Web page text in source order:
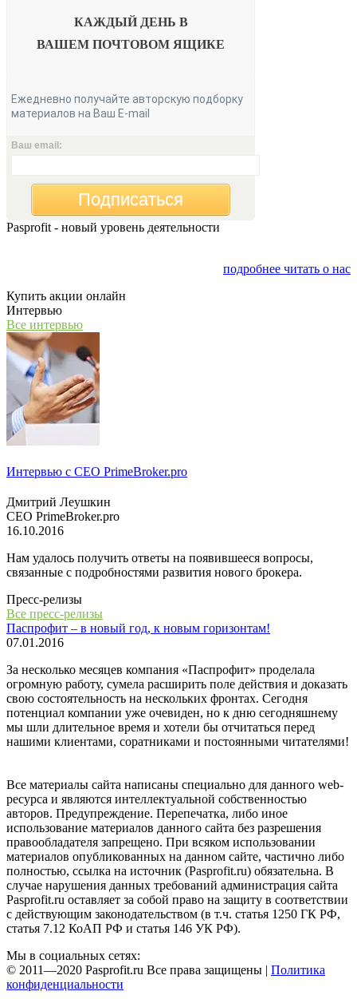
КАЖДЫЙ ДЕНЬ В
ВАШЕМ ПОЧТОВОМ ЯЩИКЕ
Ежедневно получайте авторскую подборку
материалов на Ваш E-mail
Ваш email:
Подписаться
Pasprofit - новый уровень деятельности
подробнее читать о нас
Купить акции онлайн
Интервью
Все интервью
Интервью с СЕО PrimeBroker.pro
Дмитрий Леушкин
СЕО PrimeBroker.pro
16.10.2016
Нам удалось получить ответы на появившееся вопросы,
связанные с подробностями развития нового брокера.
Пресс-релизы
Все пресс-релизы
Паспрофит – в новый год, к новым горизонтам!
07.01.2016
За несколько месяцев компания «Паспрофит» проделала
огромную работу, сумела расширить поле действия и доказать
свою состоятельность на нескольких фронтах. Сегодня
потенциал компании уже очевиден, но к дню сегодняшнему
мы шли длительное время и хотели бы отчитаться перед
нашими клиентами, соратниками и постоянными читателями!
Все материалы сайта написаны специально для данного web-
ресурса и являются интеллектуальной собственностью
авторов. Предупреждение. Перепечатка, либо иное
использование материалов данного сайта без разрешения
правообладателя запрещено. При всяком использовании
материалов опубликованных на данном сайте, частично либо
полностью, ссылка на источник (Pasprofit.ru) обязательна. В
случае нарушения данных требований администрация сайта
Pasprofit.ru оставляет за собой право на защиту в соответствии
с действующим законодательством (в т.ч. статья 1250 ГК РФ,
статья 7.12 КоАП РФ и статья 146 УК РФ).
Мы в социальных сетях:
© 2011—2020 Pasprofit.ru Все права защищены | Политика
конфиденциальности